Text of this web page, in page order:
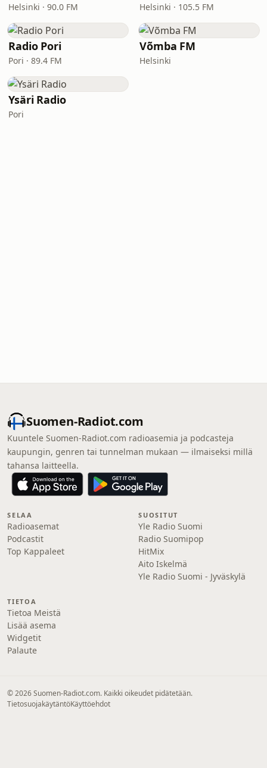
Helsinki · 90.0 FM Helsinki · 105.5 FM
Radio Pori
Pori · 89.4 FM
Võmba FM
Helsinki
Ysäri Radio
Pori
Suomen-Radiot.com
Kuuntele Suomen-Radiot.com radioasemia ja podcasteja
kaupungin, genren tai tunnelman mukaan — ilmaiseksi millä
tahansa laitteella.
SELAA
Radioasemat
Podcastit
Top Kappaleet
SUOSITUT
Yle Radio Suomi
Radio Suomipop
HitMix
Aito Iskelmä
Yle Radio Suomi - Jyväskylä
TIETOA
Tietoa Meistä
Lisää asema
Widgetit
Palaute
© 2026 Suomen-Radiot.com. Kaikki oikeudet pidätetään.
TietosuojakäytäntöKäyttöehdot